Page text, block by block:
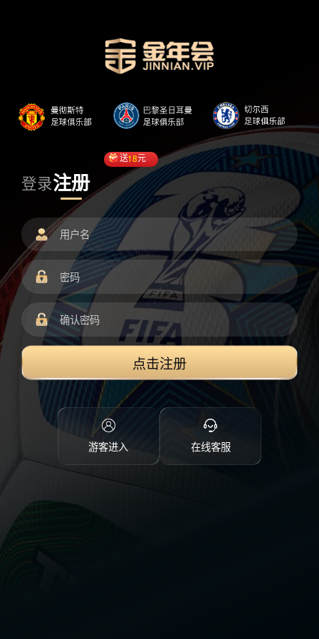
登录注册
送18元
点击注册
游客进入 在线客服